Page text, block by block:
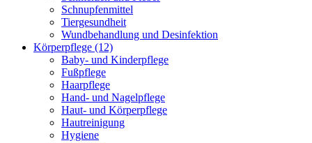
Schnupfenmittel
Tiergesundheit
Wundbehandlung und Desinfektion
Körperpflege (12)
Baby- und Kinderpflege
Fußpflege
Haarpflege
Hand- und Nagelpflege
Haut- und Körperpflege
Hautreinigung
Hygiene